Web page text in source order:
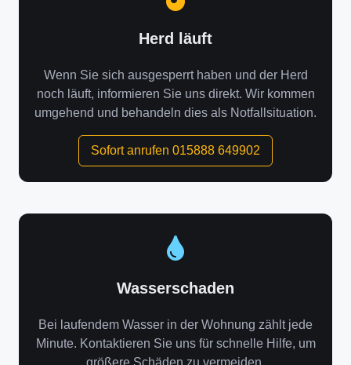
Herd läuft
Wenn Sie sich ausgesperrt haben und der Herd
noch läuft, informieren Sie uns direkt. Wir kommen
umgehend und behandeln dies als Notfallsituation.
Sofort anrufen 015888 649902
Wasserschaden
Bei laufendem Wasser in der Wohnung zählt jede
Minute. Kontaktieren Sie uns für schnelle Hilfe, um
größere Schäden zu vermeiden.